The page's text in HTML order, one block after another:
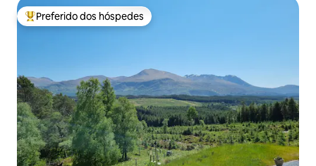
Entre os melhores preferidos dos hóspedes
Preferido dos hóspedes